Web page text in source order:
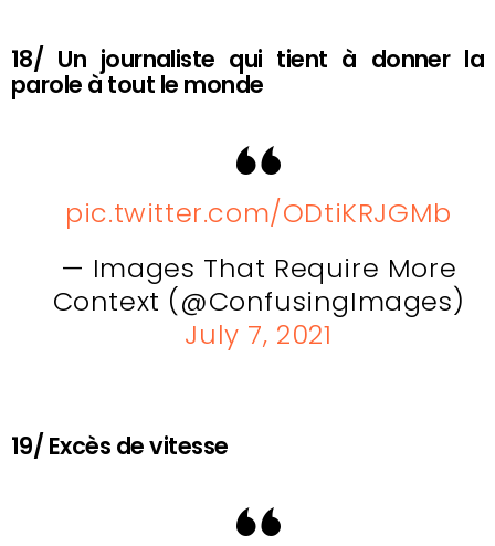
18/ Un journaliste qui tient à donner la
parole à tout le monde
pic.twitter.com/ODtiKRJGMb
— Images That Require More
Context (@ConfusingImages)
July 7, 2021
19/ Excès de vitesse